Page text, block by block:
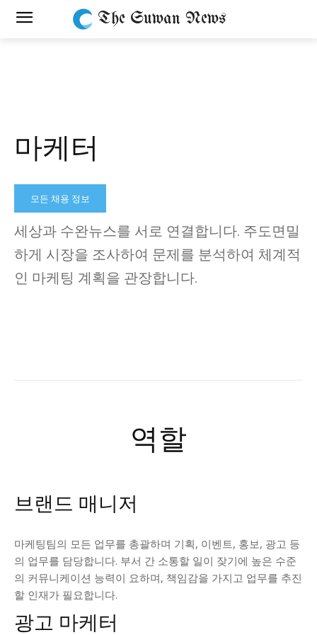
The Suwan News
마케터
모든 채용 정보
세상과 수완뉴스를 서로 연결합니다. 주도면밀
하게 시장을 조사하여 문제를 분석하여 체계적
인 마케팅 계획을 관장합니다.
역할
브랜드 매니저
마케팅팀의 모든 업무를 총괄하며 기획, 이벤트, 홍보, 광고 등
의 업무를 담당합니다. 부서 간 소통할 일이 잦기에 높은 수준
의 커뮤니케이션 능력이 요하며, 책임감을 가지고 업무를 추진
할 인재가 필요합니다.
광고 마케터